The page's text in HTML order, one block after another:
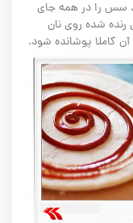
سس را در همه جای
رنده شده روی نان
کاملا پوشانده شود.